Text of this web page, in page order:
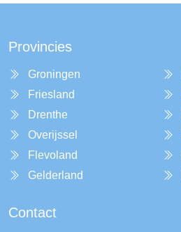
Provincies
Groningen
Friesland
Drenthe
Overijssel
Flevoland
Gelderland
Contact